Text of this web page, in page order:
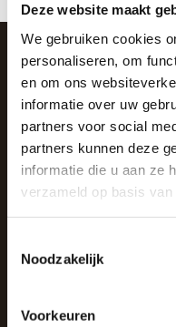
Deze website maakt
We gebruiken cookies
personaliseren, om
en om ons
informatie over uw
partners voor social
partners kunnen deze
informatie die u aan ze
verzameld op basis
Noodzakelijk
Voorkeuren
SCHRIJF JE IN
And stay up to